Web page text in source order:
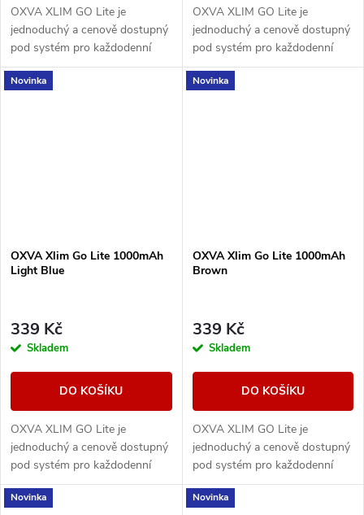
OXVA XLIM GO Lite je
jednoduchý a cenově dostupný
pod systém pro každodenní
vapování. Nabízí baterii 1000
mAh, nastavitelný airflow, RGB
OXVA XLIM GO Lite je
jednoduchý a cenově dostupný
pod systém pro každodenní
vapování. Nabízí baterii 1000
mAh, nastavitelný airflow, RGB
Novinka
OXVA Xlim Go Lite 1000mAh
Light Blue
339 Kč
Skladem
DO KOŠÍKU
OXVA XLIM GO Lite je
jednoduchý a cenově dostupný
pod systém pro každodenní
vapování. Nabízí baterii 1000
mAh, nastavitelný airflow, RGB
Novinka
OXVA Xlim Go Lite 1000mAh
Brown
339 Kč
Skladem
DO KOŠÍKU
OXVA XLIM GO Lite je
jednoduchý a cenově dostupný
pod systém pro každodenní
vapování. Nabízí baterii 1000
mAh, nastavitelný airflow, RGB
Novinka Novinka